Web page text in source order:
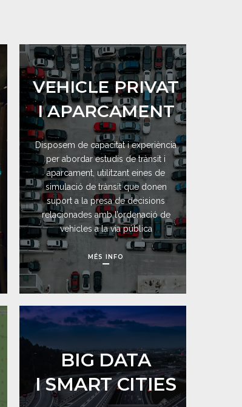
VEHICLE PRIVAT
I APARCAMENT
Disposem de capacitat i experiència
per abordar estudis de trànsit i
aparcament, utilitzant eines de
simulació de trànsit que donen
suport a la presa de decisions
relacionades amb l’ordenació de
vehicles a la via pública
MÉS INFO
BIG DATA
I SMART CITIES